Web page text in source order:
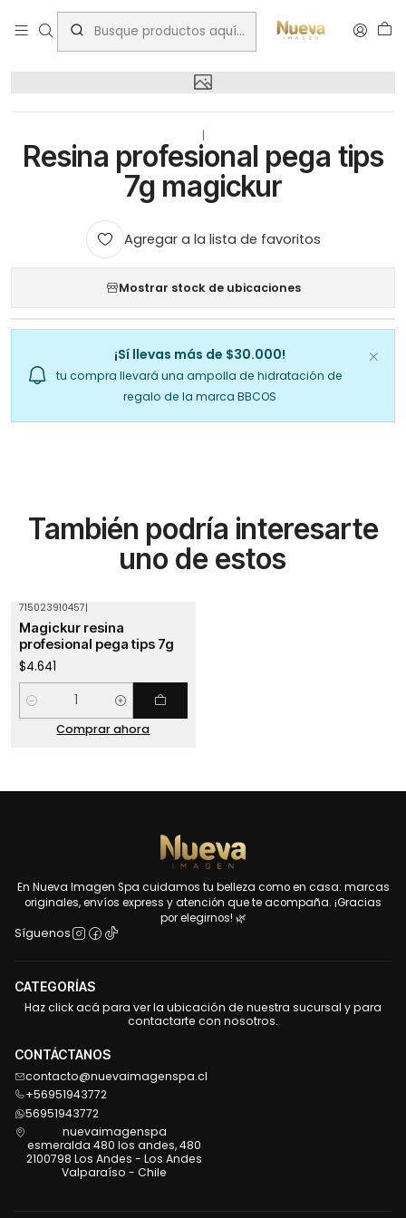
Inicio Resina profesional pega tips 7g magickur
|
Resina profesional pega tips
7g magickur
Agregar a la lista de favoritos
Mostrar stock de ubicaciones
¡Sí llevas más de $30.000!
tu compra llevará una ampolla de hidratación de
regalo de la marca BBCOS
También podría interesarte
uno de estos
715023910457|
Magickur resina
profesional pega tips 7g
$4.641
Cantidad
Comprar ahora
En Nueva Imagen Spa cuidamos tu belleza como en casa: marcas
originales, envíos express y atención que te acompaña. ¡Gracias
por elegirnos! 🌿
Síguenos
CATEGORÍAS
Haz click acá para ver la ubicación de nuestra sucursal y para
contactarte con nosotros.
CONTÁCTANOS
contacto@nuevaimagenspa.cl
+56951943772
56951943772
nuevaimagenspa
esmeralda 480 los andes, 480
2100798 Los Andes - Los Andes
Valparaíso - Chile